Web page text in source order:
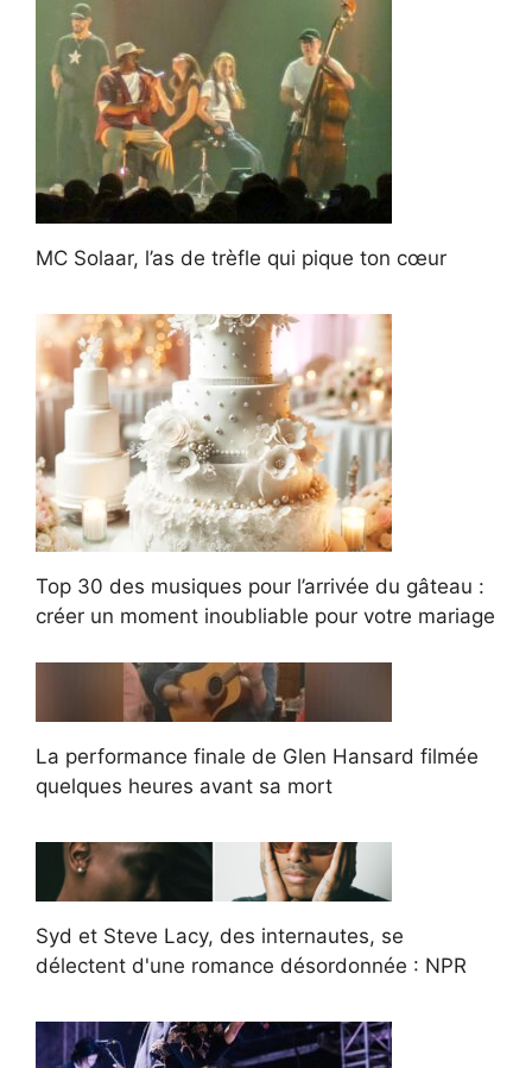
MC Solaar, l’as de trèfle qui pique ton cœur
Top 30 des musiques pour l’arrivée du gâteau :
créer un moment inoubliable pour votre mariage
La performance finale de Glen Hansard filmée
quelques heures avant sa mort
Syd et Steve Lacy, des internautes, se
délectent d'une romance désordonnée : NPR